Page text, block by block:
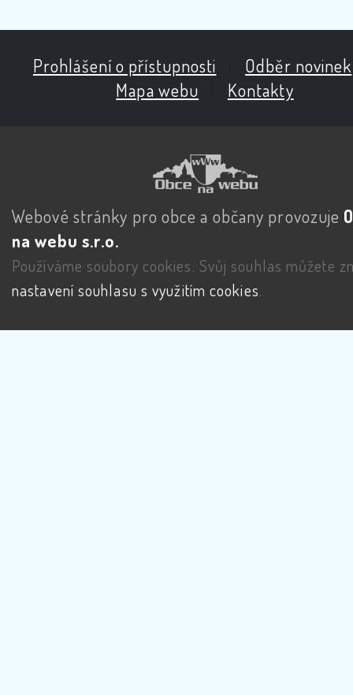
Prohlášení o přístupnosti Odběr novinek
Mapa webu
Kontakty
Webové stránky pro obce a občany provozuje
na webu s.r.o.
Používáme soubory cookies. Svůj souhlas můžete
nastavení souhlasu s využitím cookies.